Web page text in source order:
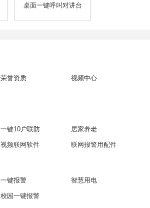
桌面一键呼叫对讲台
荣誉资质 视频中心
一键10户联防 居家养老
视频联网软件 联网报警用配件
一键报警 智慧用电
校园一键报警